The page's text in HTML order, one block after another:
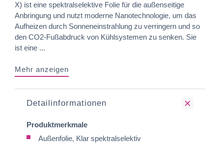
X) ist eine spektralselektive Folie für die außenseitige
Anbringung und nutzt moderne Nanotechnologie, um das
Aufheizen durch Sonneneinstrahlung zu verringern und so
den CO2-Fußabdruck von Kühlsystemen zu senken. Sie
ist eine ...
Mehr anzeigen
Detailinformationen
Produktmerkmale
Außenfolie, Klar spektralselektiv